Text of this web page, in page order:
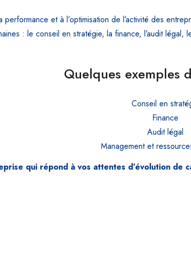
performance et à l’optimisation de l’activité des
: le conseil en stratégie, la finance, l’audit légal,
Quelques exemples
Conseil en
Finance
Audit légal
Management et
qui répond à vos attentes d’évolution